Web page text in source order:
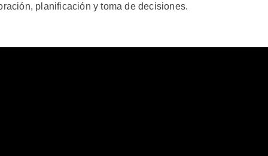
planificación y toma de decisiones.